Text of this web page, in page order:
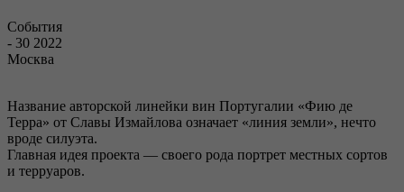
События
- 30 2022
Москва
Название авторской линейки вин Португалии «Фию де
Терра» от Славы Измайлова означает «линия земли», нечто
вроде силуэта.
Главная идея проекта — своего рода портрет местных сортов
и терруаров.